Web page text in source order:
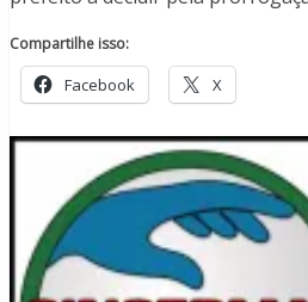
Compartilhe isso:
Facebook X